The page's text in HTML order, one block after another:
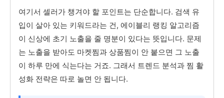
여기서 셀러가 챙겨야 할 포인트는 단순합니다. 검색 유
입이 살아 있는 키워드라는 건, 에이블리 랭킹 알고리즘
이 신상에 초기 노출을 줄 명분이 있다는 뜻입니다. 문제
는 노출을 받아도 마켓찜과 상품찜이 안 붙으면 그 노출
이 하루 만에 식는다는 거죠. 그래서 트렌드 분석과 찜 활
성화 전략은 따로 놀면 안 됩니다.